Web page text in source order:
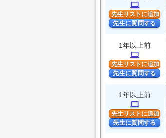
computer
先生リストに追加
先生に質問する
1年以上前
computer
先生リストに追加
先生に質問する
1年以上前
computer
先生リストに追加
先生に質問する